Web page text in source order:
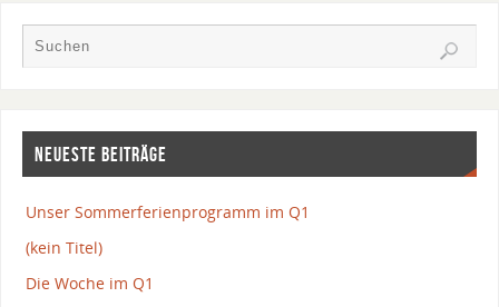
NEUESTE BEITRÄGE
Unser Sommerferienprogramm im Q1
(kein Titel)
Die Woche im Q1